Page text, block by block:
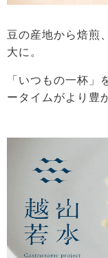
豆の産地から焙煎
大に。
「いつもの一杯」
ータイムがより豊